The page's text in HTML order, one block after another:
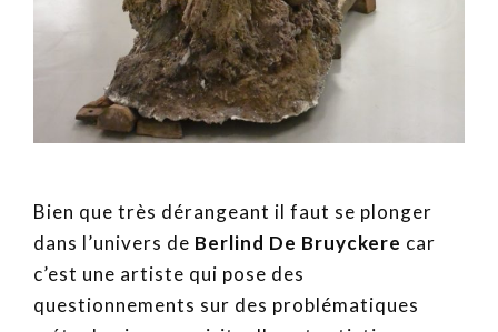
Bien que très dérangeant il faut se plonger
dans l’univers de Berlind De Bruyckere car
c’est une artiste qui pose des
questionnements sur des problématiques